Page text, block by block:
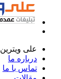
علی ویترین
درباره ما
تماس با ما